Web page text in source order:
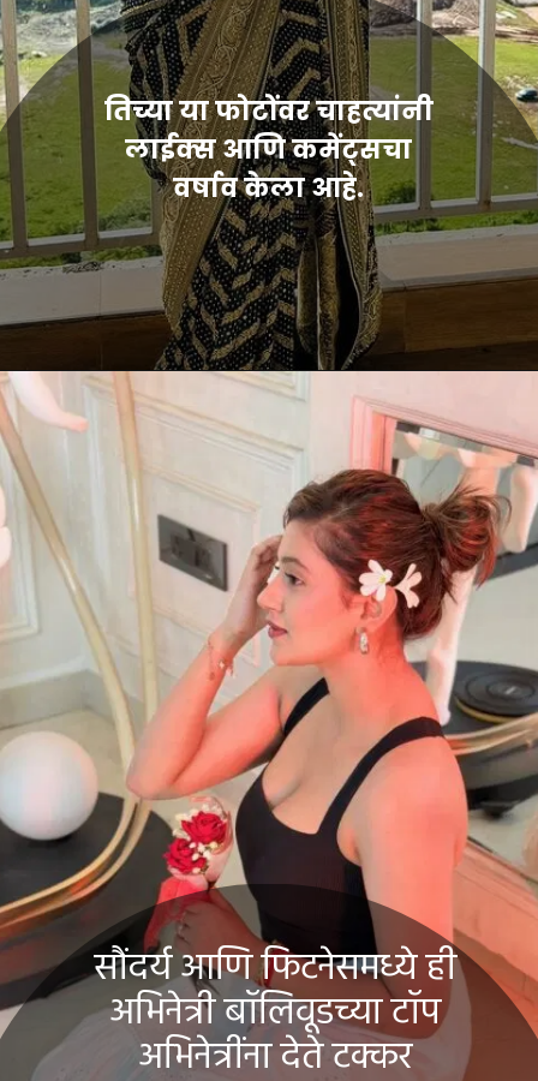
तिच्या या फोटोंवर चाहत्यांनी
लाईक्स आणि कमेंट्सचा
सौंदर्य आणि फिटनेसमध्ये ही
अभिनेत्री बॉलिवूडच्या टॉप
अभिनेत्रींना देते टक्कर